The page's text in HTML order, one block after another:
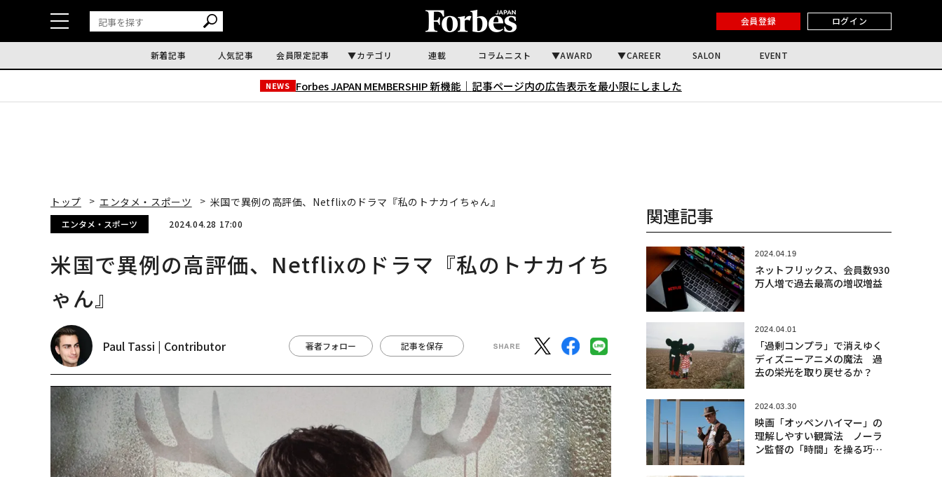
会員登録 ログイン
新着記事 人気記事 会員限定記事 カテゴリ 連載 コラムニスト AWARD CAREER SALON EVENT
NEWS Forbes JAPAN MEMBERSHIP 新機能｜ 記事ページ内の広告表示を最小限にしました
トップ エンタメ・スポーツ 米国で異例の高評価、Netflixのドラマ『私のトナカイちゃん』
エンタメ・スポーツ 2024.04.28 17:00
米国で異例の高評価、Netflixのドラマ『私のトナカイち
ゃん』
Paul Tassi | Contributor 著者フォロー 記事を保存
関連記事
2024.04.19
ネットフリックス、会員数930
万人増で過去最高の増収増益
2024.04.01
「過剰コンプラ」で消えゆく
ディズニーアニメの魔法 過
去の栄光を取り戻せるか？
2024.03.30
映画「オッペンハイマー」の
理解しやすい観賞法 ノーラ
ン監督の「時間」を操る巧み